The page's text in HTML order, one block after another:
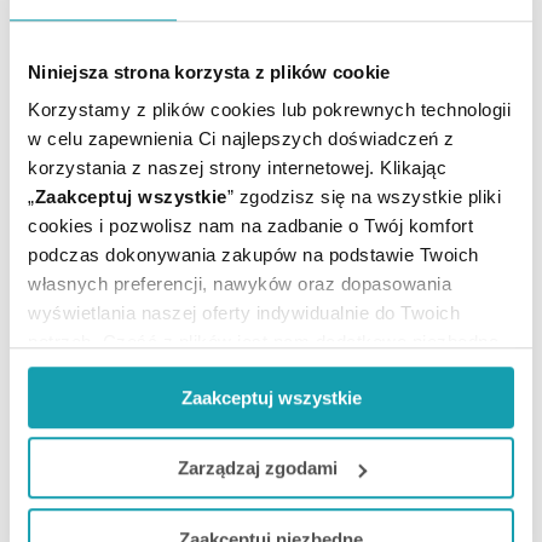
Niniejsza strona korzysta z plików cookie
Korzystamy z plików cookies lub pokrewnych technologii
w celu zapewnienia Ci najlepszych doświadczeń z
korzystania z naszej strony internetowej. Klikając
„Zaakceptuj wszystkie” zgodzisz się na wszystkie pliki
cookies i pozwolisz nam na zadbanie o Twój komfort
podczas dokonywania zakupów na podstawie Twoich
własnych preferencji, nawyków oraz dopasowania
wyświetlania naszej oferty indywidualnie do Twoich
do prawidłowego działania Portalu oraz jego
funkcjonalności. W zależności od funkcji, dane o tym jak
korzystasz z naszej witryny będą również przekazywane
do naszych Partnerów marketingowych i analitycznych.
Jeżeli chcesz dostosować swoją zgodę i wybrać tylko
Zaakceptuj wszystkie
Zarządzaj zgodami
środków hamujących łaknienie ani leków
amfetaminy.
Lek przechowywać w miejscu niewidocznym i
niedostępnym dla dzieci.
To jest lek. Dla bezpieczeństwa stosuj go zgodnie z
ulotką dołączoną do opakowania. Nie przekraczaj
maksymalnej dawki leku. W przypadku wątpliwości
Ilość / masa / pojemność
netto:
12 tabl.